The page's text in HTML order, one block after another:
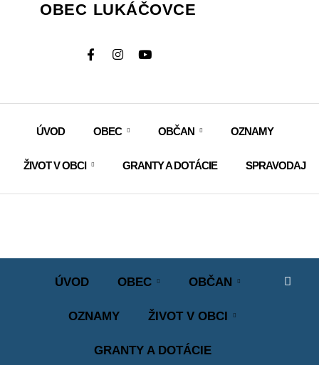
OBEC LUKÁČOVCE
ÚVOD OBEC OBČAN OZNAMY
ŽIVOT V OBCI GRANTY A DOTÁCIE SPRAVODAJ
ÚVOD OBEC OBČAN
OZNAMY ŽIVOT V OBCI
GRANTY A DOTÁCIE